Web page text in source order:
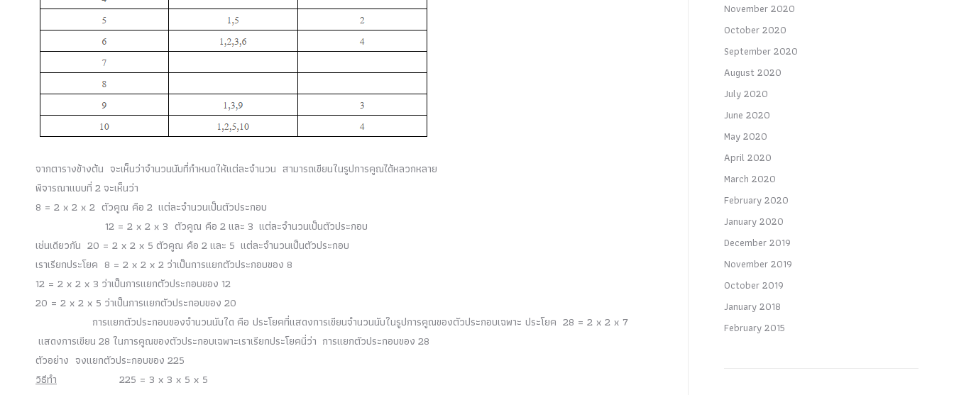
จากตารางข้างต้น จะเห็นว่าจำนวนนับที่กำหนดให้แต่ละจำนวน สามารถเขียนในรูปการคูณได้หลวกหลาย
พิจารณาแบบที่ 2 จะเห็นว่า
8 = 2 x 2 x 2 ตัวคูณ คือ 2 แต่ละจำนวนเป็นตัวประกอบ
12 = 2 x 2 x 3 ตัวคูณ คือ 2และ 3 แต่ละจำนวนเป็นตัวประกอบ
เช่นเดียวกัน 20 = 2 x 2 x 5 ตัวคูณ คือ 2และ 5 แต่ละจำนวนเป็นตัวประกอบ
เราเรียกประโยค 8 = 2 x 2 x 2 ว่าเป็นการแยกตัวประกอบของ 8
12 = 2 x 2 x 3 ว่าเป็นการแยกตัวประกอบของ 12
20 = 2 x 2 x 5 ว่าเป็นการแยกตัวประกอบของ 20
การแยกตัวประกอบของจำนวนนับใด คือ ประโยคที่แสดงการเขียนจำนวนนับในรูปการคูณของตัวประกอบเฉพาะ ประโยค 28 = 2 x 2 x 7
แสดงการเขียน 28 ในการคูณของตัวประกอบเฉพาะเราเรียกประโยคนี่ว่า การแยกตัวประกอบของ 28
ตัวอย่าง จงแยกตัวประกอบของ 225
วิธีทำ
225 = 3 x 3 x 5 x 5
November 2020
October 2020
September 2020
August 2020
July 2020
June 2020
May 2020
April 2020
March 2020
February 2020
January 2020
December 2019
November 2019
October 2019
January 2018
February 2015